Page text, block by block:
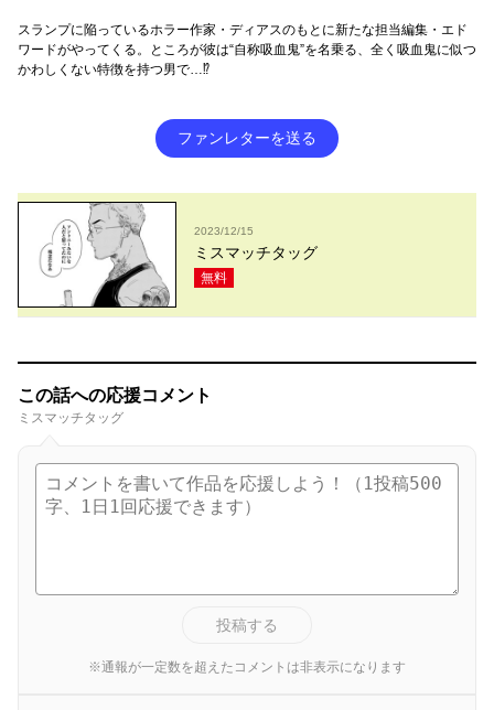
スランプに陥っているホラー作家・ディアスのもとに新たな担当編集・エド
ワードがやってくる。ところが彼は“自称吸血鬼”を名乗る、全く吸血鬼に似つ
かわしくない特徴を持つ男で…⁉︎
ファンレターを送る
2023/12/15
ミスマッチタッグ
無料
この話への応援コメント
ミスマッチタッグ
投稿する
※通報が一定数を超えたコメントは非表示になります